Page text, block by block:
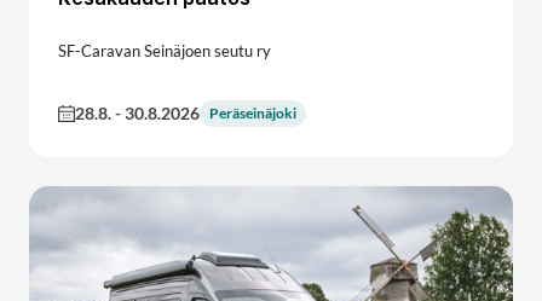
SF-Caravan Seinäjoen seutu ry
28.8.-30.8.2026 Peräseinäjoki